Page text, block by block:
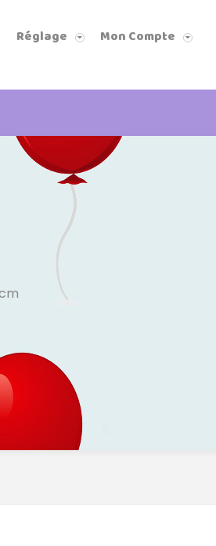
Réglage Mon Compte